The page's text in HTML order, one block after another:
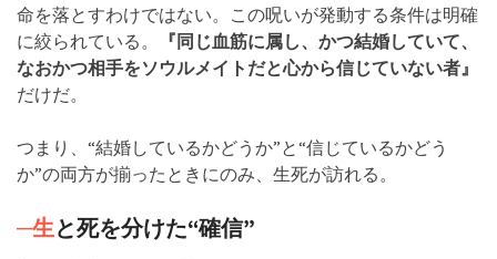
命を落とすわけではない。この呪いが発動する条件は明確
に絞られている。
『同じ血筋に属し、かつ結婚していて、
なおかつ相手をソウルメイトだと心から信じていない者』
だけだ。
つまり、“結婚しているかどうか”と“信じているかどう
か”の両方が揃ったときにのみ、生死が訪れる。
─生と死を分けた“確信”